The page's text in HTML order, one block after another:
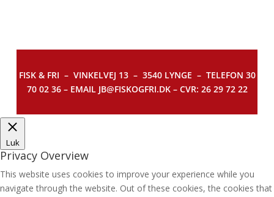
FISK & FRI – VINKELVEJ 13 – 3540 LYNGE – TELEFON 30
70 02 36 – EMAIL JB@FISKOGFRI.DK – CVR: 26 29 72 22
Luk
Privacy Overview
This website uses cookies to improve your experience while you
navigate through the website. Out of these cookies, the cookies that